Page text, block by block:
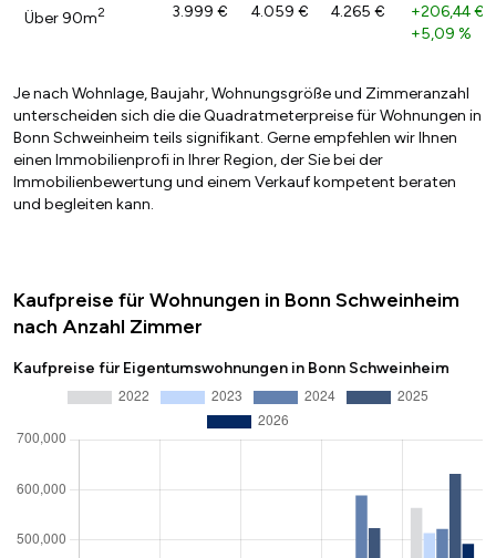
Über 90m2 3.999 € 4.059 € 4.265 € +206,44 €
+5,09 %
Je nach Wohnlage, Baujahr, Wohnungsgröße und Zimmeranzahl
unterscheiden sich die die Quadratmeterpreise für Wohnungen in
Bonn Schweinheim teils signifikant. Gerne empfehlen wir Ihnen
einen Immobilienprofi in Ihrer Region, der Sie bei der
Immobilienbewertung und einem Verkauf kompetent beraten
und begleiten kann.
Kaufpreise für Wohnungen in Bonn Schweinheim
nach Anzahl Zimmer
Kaufpreise für Eigentumswohnungen in Bonn Schweinheim